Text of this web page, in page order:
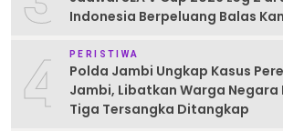
Indonesia Berpeluang Balas
4 PERISTIWA
Polda Jambi Ungkap Kasus
Jambi, Libatkan Warga Negara
Tiga Tersangka Ditangkap